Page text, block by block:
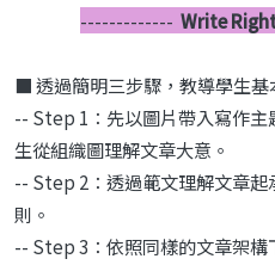
------------- Write
■ 透過簡明三步驟，教導學生基
-- Step 1：先以圖片帶入寫作
生從組織圖理解文章大意。
-- Step 2：透過範文理解文章
則。
-- Step 3：依照同樣的文章架構